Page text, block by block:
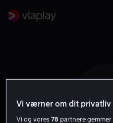
S
Vi værner om dit privatliv
Vi og vores78 partnere